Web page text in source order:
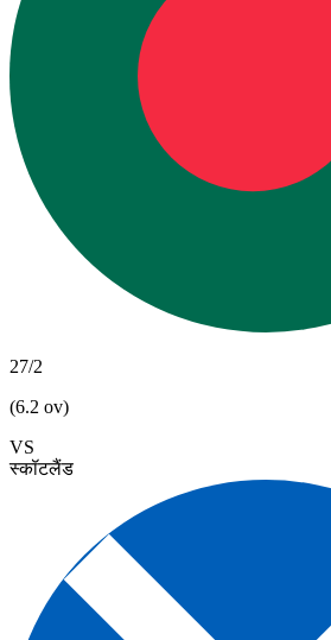
27/2
(6.2 ov)
VS
स्कॉटलैंड